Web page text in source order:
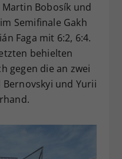
Bobosík und
Semifinale Gakh
Faga mit 6:2, 6:4.
behielten
gegen die an zwei
und Yurii